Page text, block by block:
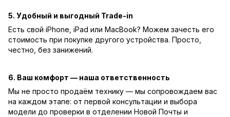
5. Удобный и выгодный Trade-in
Есть свой iPhone, iPad или MacBook? Можем зачесть его
стоимость при покупке другого устройства. Просто,
честно, без занижений.
6. Ваш комфорт — наша ответственность
Мы не просто продаём технику — мы сопровождаем вас
на каждом этапе: от первой консультации и выбора
модели до проверки в отделении Новой Почты и